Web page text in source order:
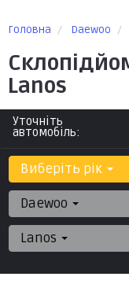
Головна Daewoo
Lanos
Уточніть
автомобіль:
Виберіть рік
Daewoo
Lanos